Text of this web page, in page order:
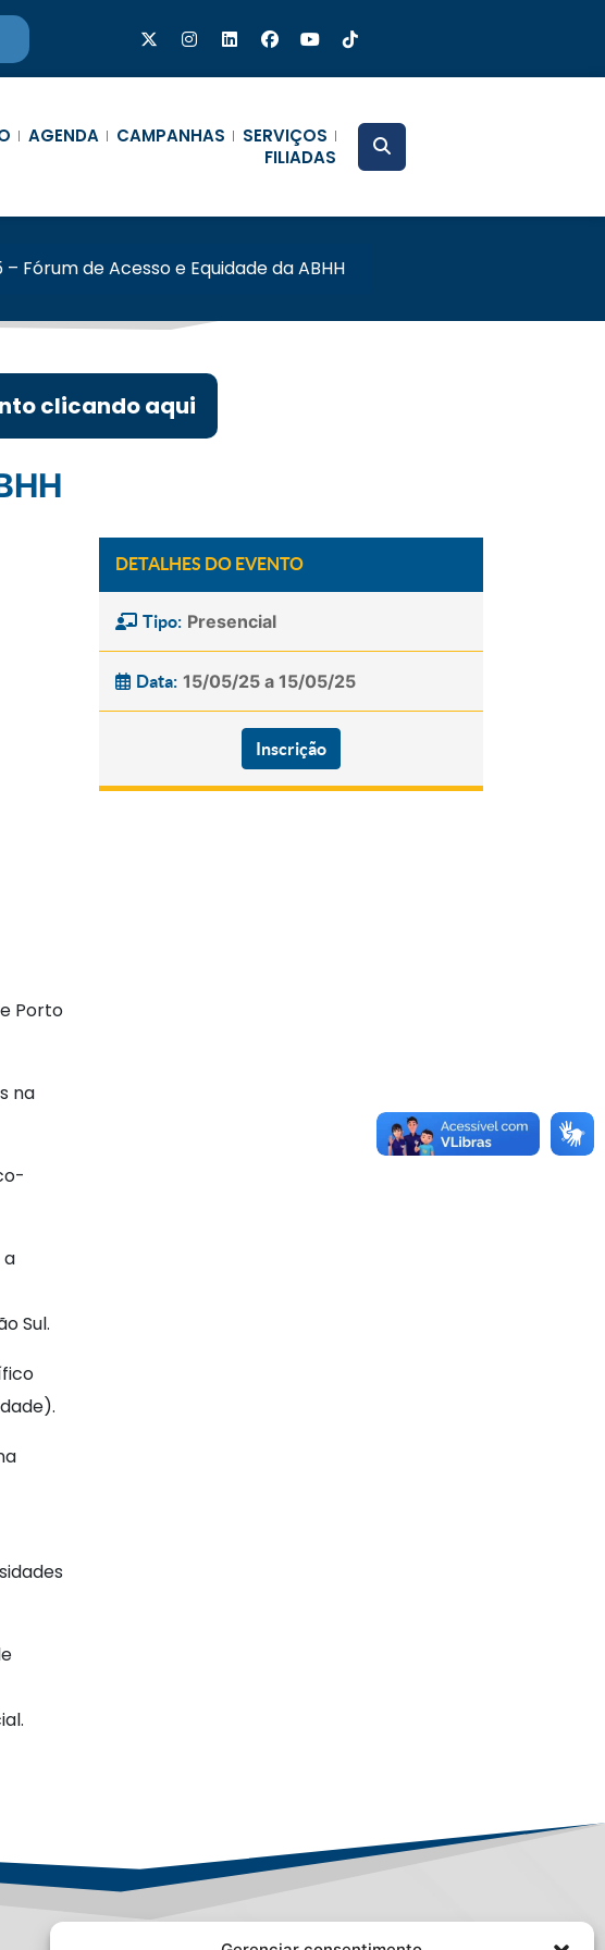
AGENDA CAMPANHAS
SERVIÇOS
FILIADAS
– Fórum de Acesso e Equidade da ABHH
clicando aqui
Porto
na
a
Sul.
DETALHES DO EVENTO
Tipo: Presencial
Data: 15/05/25 a 15/05/25
Inscrição